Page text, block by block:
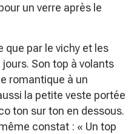
un verre après le
que par le vichy et les
Son top à volants
romantique à un
la petite veste portée
ton sur ton en dessous.
constat : « Un top